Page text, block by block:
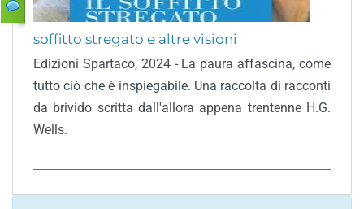
soffitto stregato e altre visioni
Edizioni Spartaco, 2024 - La paura affascina, come
tutto ciò che è inspiegabile. Una raccolta di racconti
da brivido scritta dall'allora appena trentenne H.G.
Wells.